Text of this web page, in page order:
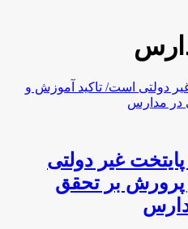
پایتخت غیر دولتی
پرورش بر تحقق